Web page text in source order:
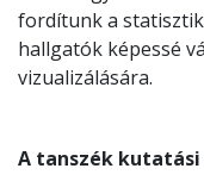
fordítunk a
hallgatók képessé
vizualizálására.
A tanszék